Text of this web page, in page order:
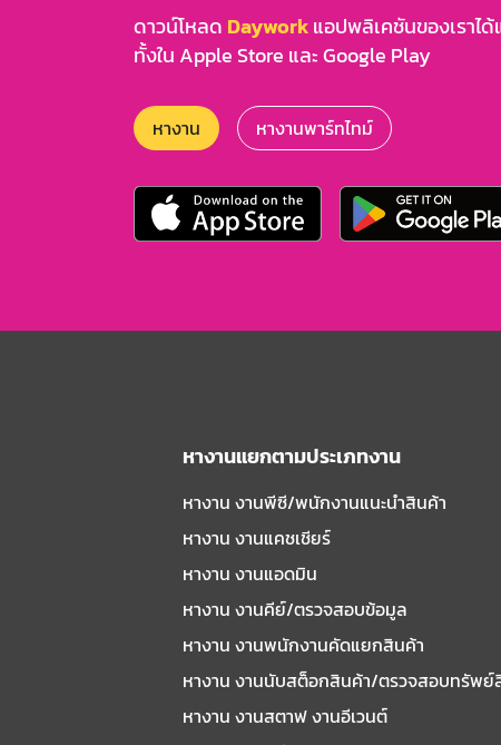
ดาวน์โหลด Dayworkแอปพลิเคชันของเราไ
ทั้งใน Apple Store และ Google Play
หางาน หางานพาร์ทไทม์
หางานแยกตามประเภทงาน
หางาน งานพีซี/พนักงานแนะนําสินค้า
หางาน งานแคชเชียร์
หางาน งานแอดมิน
หางาน งานคีย์/ตรวจสอบข้อมูล
หางาน งานพนักงานคัดแยกสินค้า
หางาน งานนับสต็อกสินค้า/ตรวจสอบทรัพย์
หางาน งานสตาฟ งานอีเวนต์